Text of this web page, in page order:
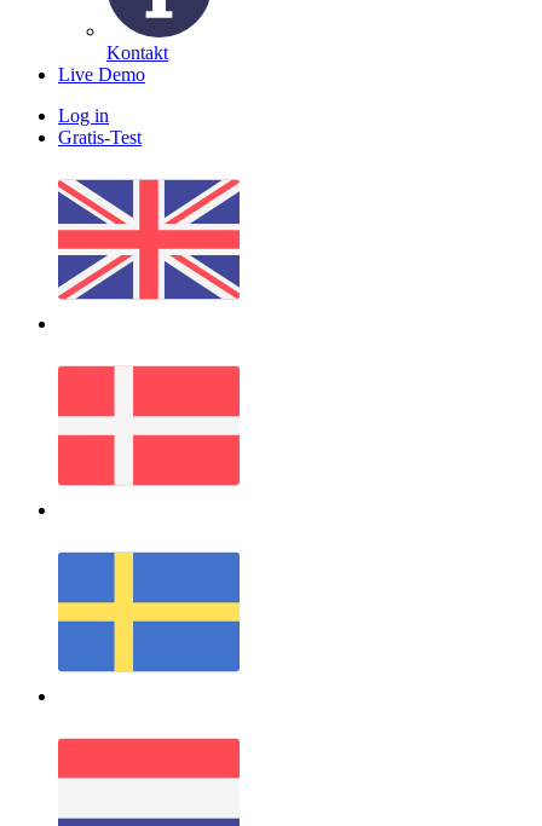
Kontakt
Live Demo
Log in
Gratis-Test